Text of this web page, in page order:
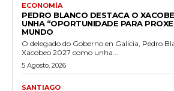
ECONOMÍA
PEDRO BLANCO DESTACA O
UNHA “OPORTUNIDADE PARA
MUNDO
O delegado do Goberno en Galicia, Pedro
Xacobeo 2027 como unha...
5 Agosto, 2026
SANTIAGO